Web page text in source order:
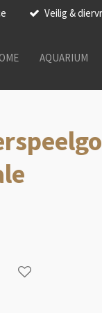
Veilig &
AQUARIUM